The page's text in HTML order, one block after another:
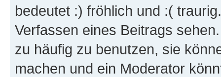
bedeutet :) fröhlich und :(
Verfassen eines Beitrags
zu häufig zu benutzen, sie
machen und ein Moderator